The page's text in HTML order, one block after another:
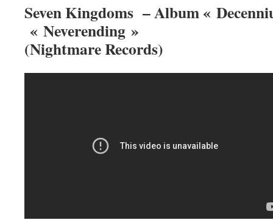
Seven Kingdoms – Album «
« Neverending »
(Nightmare Records)